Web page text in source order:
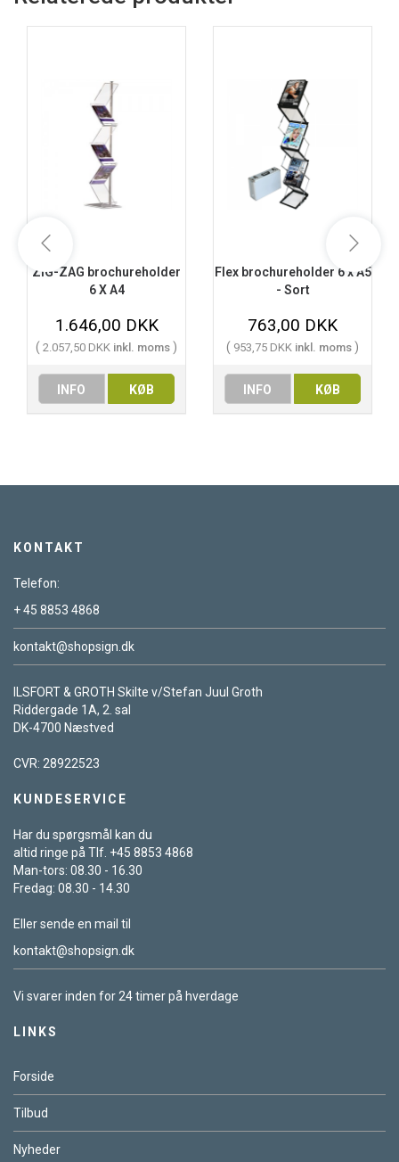
ZIG-ZAG brochureholder
6 X A4
1.646,00 DKK
( 2.057,50 DKK inkl. moms )
INFO KØB
Flex brochureholder 6 x A5
- Sort
763,00 DKK
( 953,75 DKK inkl. moms )
INFO KØB
KONTAKT
Telefon:
+ 45 8853 4868
kontakt@shopsign.dk
ILSFORT & GROTH Skilte v/Stefan Juul Groth
Riddergade 1A, 2. sal
DK-4700 Næstved
CVR: 28922523
KUNDESERVICE
Har du spørgsmål kan du
altid ringe på Tlf. +45 8853 4868
Man-tors: 08.30 - 16.30
Fredag: 08.30 - 14.30
Eller sende en mail til
kontakt@shopsign.dk
Vi svarer inden for 24 timer på hverdage
LINKS
Forside
Tilbud
Nyheder